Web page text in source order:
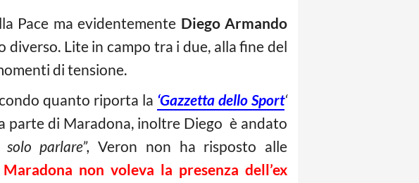
Pace ma evidentemente Diego Armando
diverso. Lite in campo tra i due, alla fine del
di tensione.
quanto riporta la ‘Gazzetta dello Sport‘
parte di Maradona, inoltre Diego è andato
solo parlare”, Veron non ha risposto alle
Maradona non voleva la presenza dell’ex